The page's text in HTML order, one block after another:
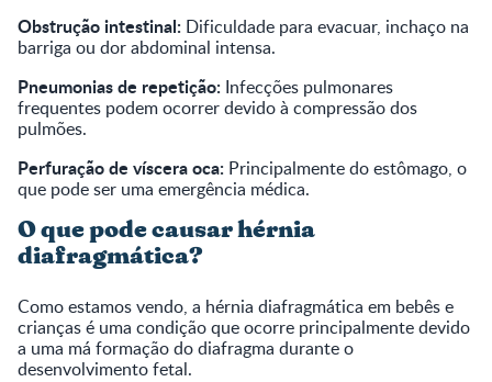
Obstrução intestinal: Dificuldade para evacuar, inchaço na
barriga ou dor abdominal intensa.
Pneumonias de repetição: Infecções pulmonares
frequentes podem ocorrer devido à compressão dos
pulmões.
Perfuração de víscera oca: Principalmente do estômago, o
que pode ser uma emergência médica.
O que pode causar hérnia
diafragmática?
Como estamos vendo, a hérnia diafragmática em bebês e
crianças é uma condição que ocorre principalmente devido
a uma má formação do diafragma durante o
desenvolvimento fetal.